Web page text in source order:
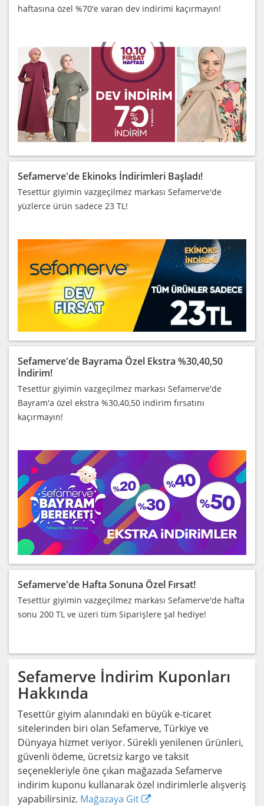
haftasına özel %70'e varan dev indirimi kaçırmayın!
Sefamerve'de Ekinoks İndirimleri Başladı!
Tesettür giyimin vazgeçilmez markası Sefamerve'de
yüzlerce ürün sadece 23 TL!
Sefamerve'de Bayrama Özel Ekstra %30,40,50
İndirim!
Tesettür giyimin vazgeçilmez markası Sefamerve'de
Bayram'a özel ekstra %30,40,50 indirim fırsatını
kaçırmayın!
Sefamerve'de Hafta Sonuna Özel Fırsat!
Tesettür giyimin vazgeçilmez markası Sefamerve'de hafta
sonu 200 TL ve üzeri tüm Siparişlere şal hediye!
Sefamerve İndirim Kuponları
Hakkında
Tesettür giyim alanındaki en büyük e-ticaret
sitelerinden biri olan Sefamerve, Türkiye ve
Dünyaya hizmet veriyor. Sürekli yenilenen ürünleri,
güvenli ödeme, ücretsiz kargo ve taksit
seçenekleriyle öne çıkan mağazada Sefamerve
indirim kuponu kullanarak özel indirimlerle alışveriş
yapabilirsiniz. Mağazaya Git